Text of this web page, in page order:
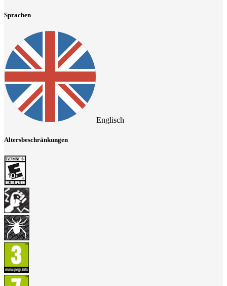
Sprachen
Englisch
Altersbeschränkungen